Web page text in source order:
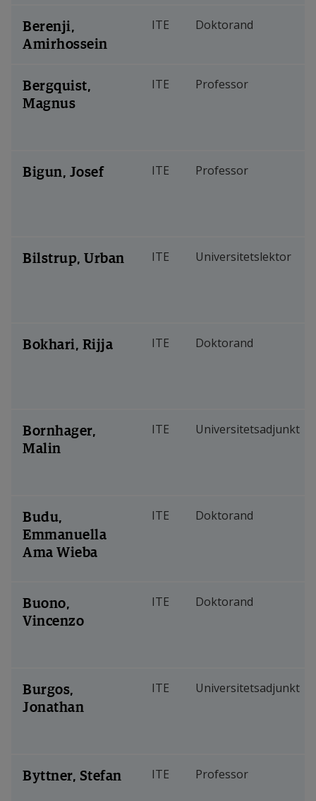
Berenji,
Amirhossein
ITE Doktorand
Bergquist,
Magnus
ITE Professor
Bigun, Josef ITE Professor
Bilstrup, Urban ITE Universitetslektor
Bokhari, Rijja ITE Doktorand
Bornhager,
Malin
ITE Universitetsadjunkt
Budu,
Emmanuella
Ama Wieba
ITE Doktorand
Buono,
Vincenzo
ITE Doktorand
Burgos,
Jonathan
ITE Universitetsadjunkt
Byttner, Stefan ITE Professor